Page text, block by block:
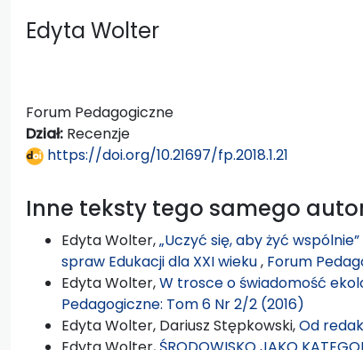
Edyta Wolter
Forum Pedagogiczne
Dział: Recenzje
https://doi.org/10.21697/fp.2018.1.21
Inne teksty tego samego
Edyta Wolter,„Uczyć się, aby żyć
spraw Edukacji dla XXI wieku, Forum
Edyta Wolter,W trosce o świadomość
Pedagogiczne: Tom 6 Nr 2/2 (2016)
Edyta Wolter, Dariusz Stępkowski,Od